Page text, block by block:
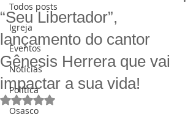
Todos posts
Igreja
Eventos
Notícias
Política
Osasco
“Seu Libertador”,
lançamento do cantor
Gênesis Herrera que vai
impactar a sua vida!
Avaliado com NaN de 5 estrelas.